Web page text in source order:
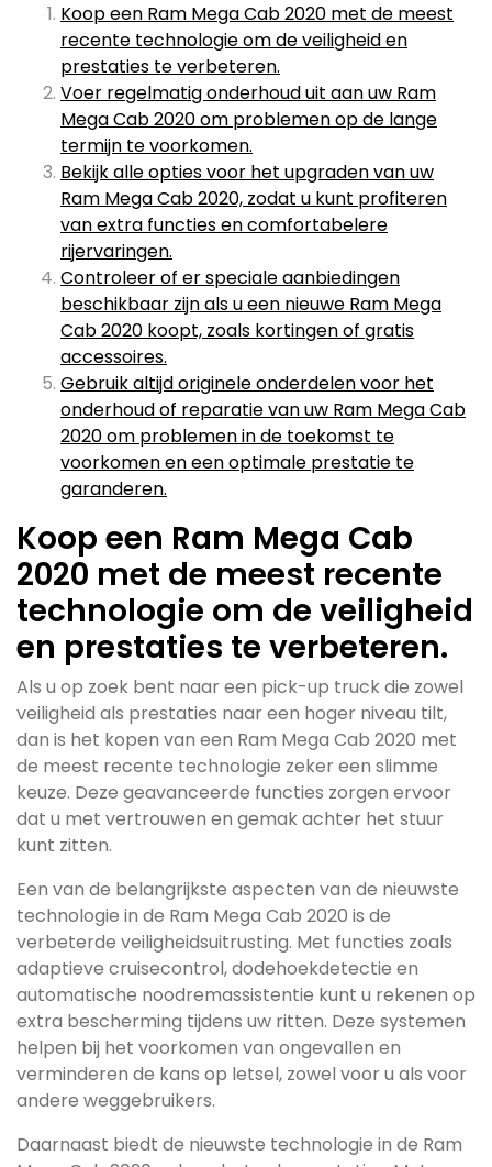
Koop een Ram Mega Cab 2020 met de meest
recente technologie om de veiligheid en
prestaties te verbeteren.
Voer regelmatig onderhoud uit aan uw Ram
Mega Cab 2020 om problemen op de lange
termijn te voorkomen.
Bekijk alle opties voor het upgraden van uw
Ram Mega Cab 2020, zodat u kunt profiteren
van extra functies en comfortabelere
rijervaringen.
Controleer of er speciale aanbiedingen
beschikbaar zijn als u een nieuwe Ram Mega
Cab 2020 koopt, zoals kortingen of gratis
accessoires.
Gebruik altijd originele onderdelen voor het
onderhoud of reparatie van uw Ram Mega Cab
2020 om problemen in de toekomst te
voorkomen en een optimale prestatie te
garanderen.
Koop een Ram Mega Cab
2020 met de meest recente
technologie om de veiligheid
en prestaties te verbeteren.
Als u op zoek bent naar een pick-up truck die zowel
veiligheid als prestaties naar een hoger niveau tilt,
dan is het kopen van een Ram Mega Cab 2020 met
de meest recente technologie zeker een slimme
keuze. Deze geavanceerde functies zorgen ervoor
dat u met vertrouwen en gemak achter het stuur
kunt zitten.
Een van de belangrijkste aspecten van de nieuwste
technologie in de Ram Mega Cab 2020 is de
verbeterde veiligheidsuitrusting. Met functies zoals
adaptieve cruisecontrol, dodehoekdetectie en
automatische noodremassistentie kunt u rekenen op
extra bescherming tijdens uw ritten. Deze systemen
helpen bij het voorkomen van ongevallen en
verminderen de kans op letsel, zowel voor u als voor
andere weggebruikers.
Daarnaast biedt de nieuwste technologie in de Ram